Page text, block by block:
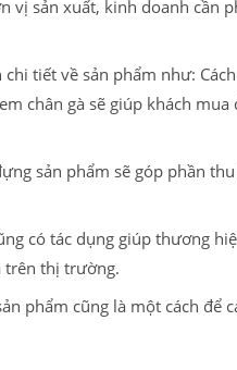
vị sản xuất, kinh doanh cần
tiết về sản phẩm như:
chân gà sẽ giúp khách mua
sản phẩm sẽ góp phần
có tác dụng giúp thương
trên thị trường.
phẩm cũng là một cách để